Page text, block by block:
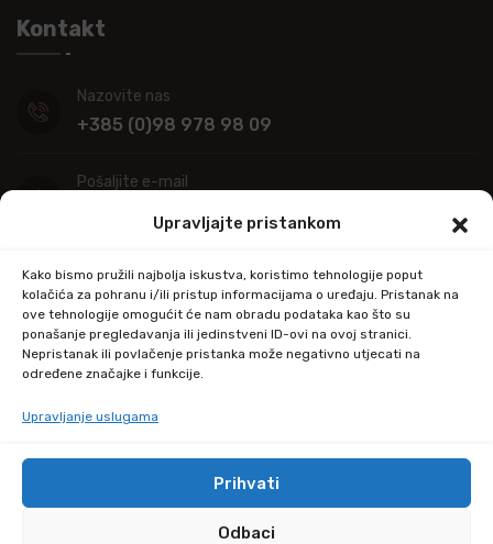
Upravljajte pristankom
Kako bismo pružili najbolja iskustva, koristimo tehnologije poput
kolačića za pohranu i/ili pristup informacijama o uređaju. Pristanak na
ove tehnologije omogućit će nam obradu podataka kao što su
ponašanje pregledavanja ili jedinstveni ID-ovi na ovoj stranici.
Nepristanak ili povlačenje pristanka može negativno utjecati na
određene značajke i funkcije.
Upravljanje uslugama
Prihvati
Odbaci
Kontakt
Nazovite nas
+385 (0)98 978 98 09
Pošaljite e-mail
Adresa
Industrijska ulica 39,
34000 Požega
© Copyright 2024 by kupitapetu.com